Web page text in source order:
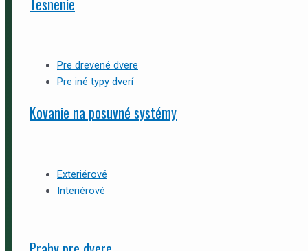
Pre drevené dvere
Pre iné typy dverí
Kovanie na posuvné systémy
Exteriérové
Interiérové